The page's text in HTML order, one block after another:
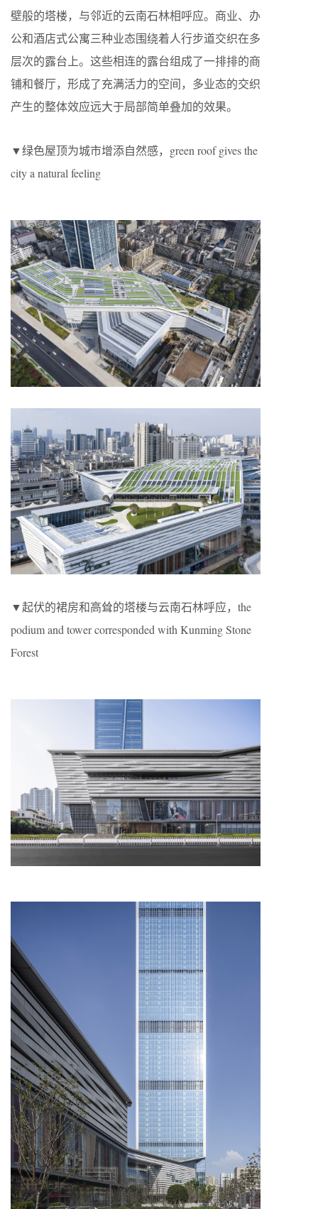
壁般的塔楼，与邻近的云南石林相呼应。商业、办
公和酒店式公寓三种业态围绕着人行步道交织在多
层次的露台上。这些相连的露台组成了一排排的商
铺和餐厅，形成了充满活力的空间，多业态的交织
产生的整体效应远大于局部简单叠加的效果。
▼绿色屋顶为城市增添自然感，green roof gives the
city a natural feeling
▼起伏的裙房和高耸的塔楼与云南石林呼应，the
podium and tower corresponded with Kunming Stone
Forest